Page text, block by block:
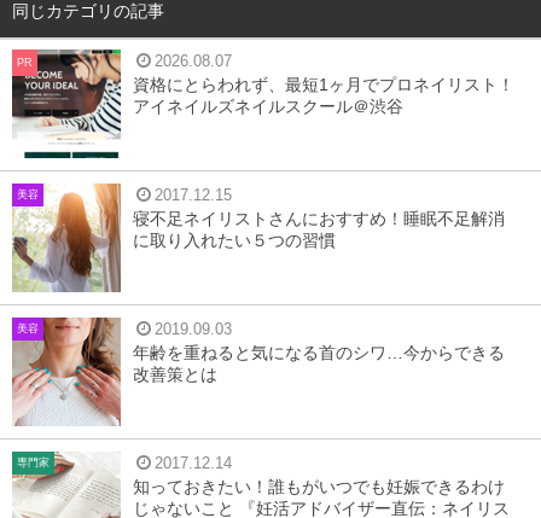
3崩れにくい塗り方とは
4まとめ
クッションファンデは崩れやすい？
同じカテゴリの記事
PR 2026.08.07
資格にとらわれず、最短1ヶ月でプロネイリスト！
アイネイルズネイルスクール＠渋谷
美容 2017.12.15
寝不足ネイリストさんにおすすめ！睡眠不足解消
に取り入れたい５つの習慣
美容 2019.09.03
年齢を重ねると気になる首のシワ…今からできる
改善策とは
専門家 2017.12.14
知っておきたい！誰もがいつでも妊娠できるわけ
じゃないこと 『妊活アドバイザー直伝：ネイリス